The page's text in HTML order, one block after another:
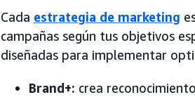
Cada estrategia de marketing
campañas según tus objetivos
diseñadas para implementar
Brand+: crea